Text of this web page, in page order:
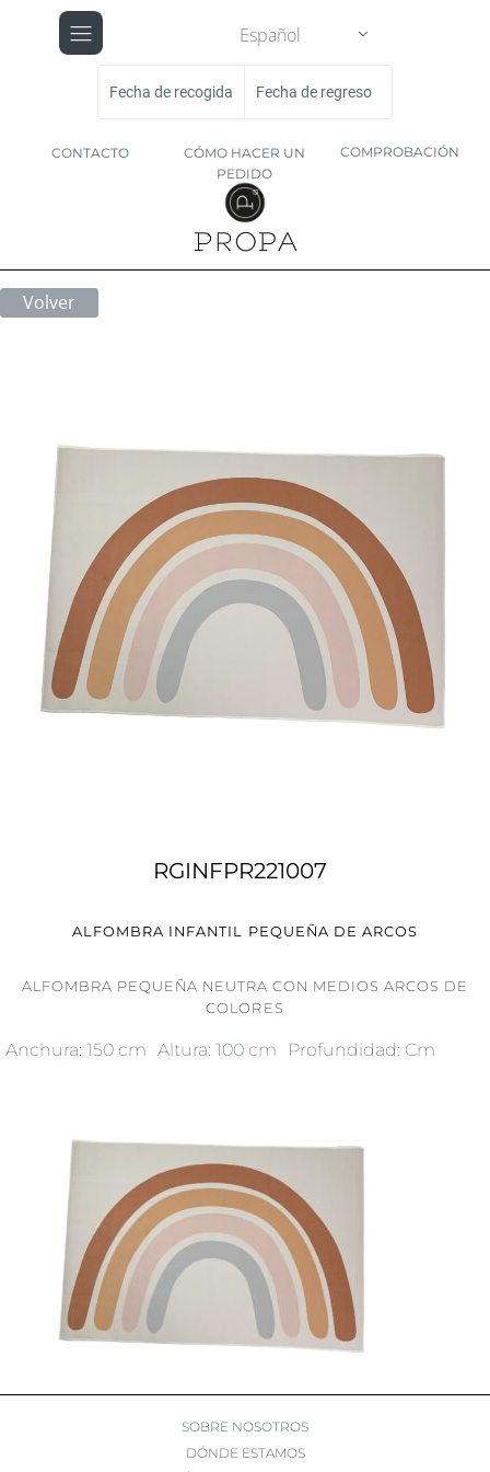
Español
Fecha de recogida Fecha de regreso
CONTACTO
CÓMO HACER UN
PEDIDO
COMPROBACIÓN
Volver
RGINFPR221007
ALFOMBRA INFANTIL PEQUEÑA DE ARCOS
ALFOMBRA PEQUEÑA NEUTRA CON MEDIOS ARCOS DE
COLORES
Anchura: 150 cm Altura: 100 cm Profundidad: Cm
SOBRE NOSOTROS
DÓNDE ESTAMOS